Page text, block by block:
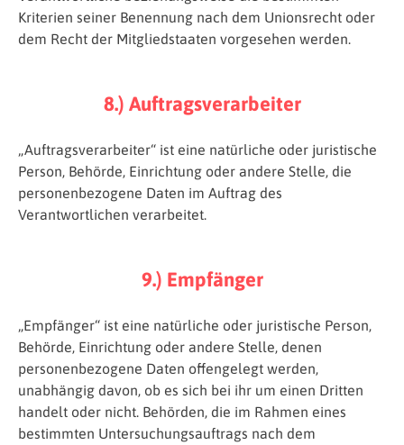
Kriterien seiner Benennung nach dem Unionsrecht oder
dem Recht der Mitgliedstaaten vorgesehen werden.
8.) Auftragsverarbeiter
„Auftragsverarbeiter“ ist eine natürliche oder juristische
Person, Behörde, Einrichtung oder andere Stelle, die
personenbezogene Daten im Auftrag des
Verantwortlichen verarbeitet.
9.) Empfänger
„Empfänger“ ist eine natürliche oder juristische Person,
Behörde, Einrichtung oder andere Stelle, denen
personenbezogene Daten offengelegt werden,
unabhängig davon, ob es sich bei ihr um einen Dritten
handelt oder nicht. Behörden, die im Rahmen eines
bestimmten Untersuchungsauftrags nach dem